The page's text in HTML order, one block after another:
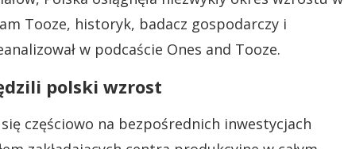
Tooze, historyk, badacz gospodarczy i
w podcaście Ones and Tooze.
polski wzrost
częściowo na bezpośrednich inwestycjach